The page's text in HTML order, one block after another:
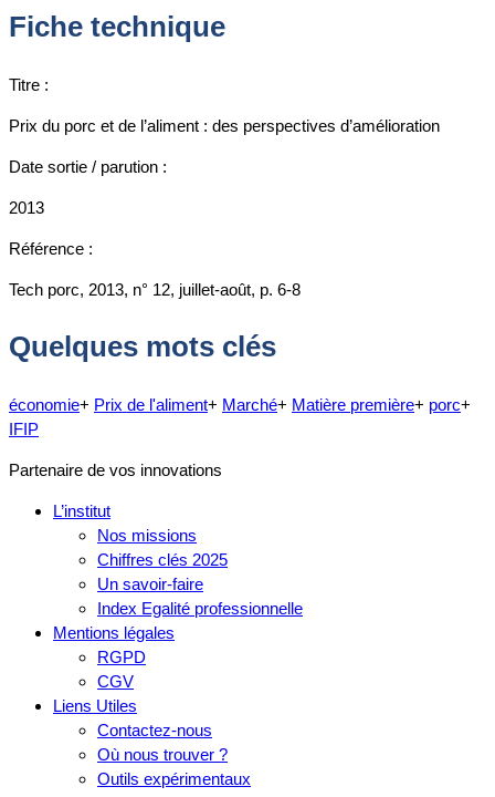
Fiche technique
Titre :
Prix du porc et de l’aliment : des perspectives d’amélioration
Date sortie / parution :
2013
Référence :
Tech porc, 2013, n° 12, juillet-août, p. 6-8
Quelques mots clés
économie+ Prix de l'aliment+ Marché+ Matière première+ porc+
IFIP
Partenaire de vos innovations
L’institut
Nos missions
Chiffres clés 2025
Un savoir-faire
Index Egalité professionnelle
Mentions légales
RGPD
CGV
Liens Utiles
Contactez-nous
Où nous trouver ?
Outils expérimentaux